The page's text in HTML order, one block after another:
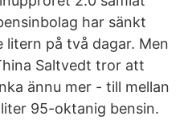
har sänkt
litern på två dagar. Men
Saltvedt tror att
ännu mer - till mellan
95-oktanig bensin.